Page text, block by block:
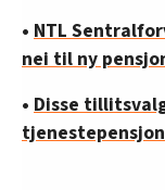
• NTL
nei til ny
• Disse
tjenestepensjon